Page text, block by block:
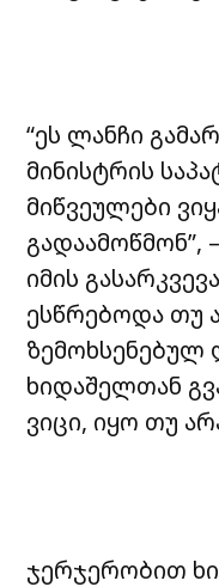
“ეს ლანჩი
მინისტრის
მიწვეულები
გადაამოწმონ”,
იმის
ესწრებოდა თუ
ზემოხსენებულ
ხიდაშელთან
ვიცი, იყო თუ
ჯერჯერობით